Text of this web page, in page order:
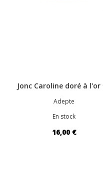
Jonc Caroline doré à l'or
Adepte
En stock
16,00 €